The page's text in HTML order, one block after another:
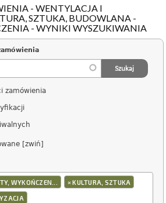
- WENTYLACJA I
SZTUKA, BUDOWLANA -
- WYNIKI WYSZUKIWANIA
zamówienia
[zwiń]
WYKOŃCZEN... ×KULTURA, SZTUKA